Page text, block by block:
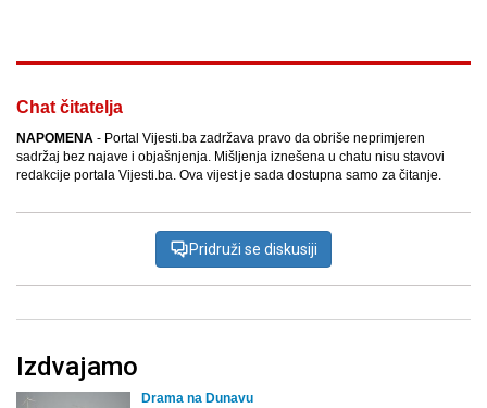
Chat čitatelja
NAPOMENA - Portal Vijesti.ba zadržava pravo da obriše neprimjeren
sadržaj bez najave i objašnjenja. Mišljenja iznešena u chatu nisu stavovi
redakcije portala Vijesti.ba. Ova vijest je sada dostupna samo za čitanje.
Pridruži se diskusiji
Izdvajamo
Drama na Dunavu